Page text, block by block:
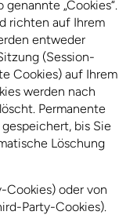
„Cookies“.
richten auf Ihrem
entweder
(Session-
Cookies) auf Ihrem
werden nach
Permanente
bis Sie
Löschung
Cookies) oder von
Party-Cookies).